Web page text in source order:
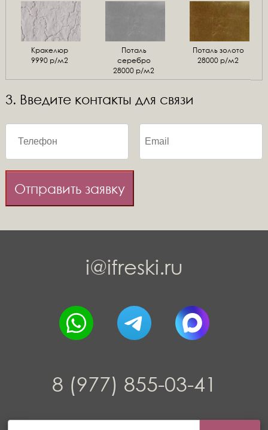
Кракелюр
9990 р/м2
Поталь
серебро
28000 р/м2
Поталь золото
28000 р/м2
3. Введите контакты для связи
Отправить заявку
i@ifreski.ru
8 (977) 855-03-41